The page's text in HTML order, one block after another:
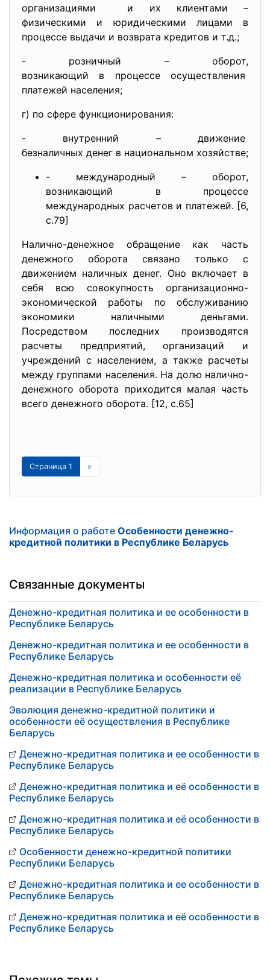
организациями и их клиентами –
физическими и юридическими лицами в
процессе выдачи и возврата кредитов и т.д.;
- розничный – оборот,
возникающий в процессе осуществления
платежей населения;
г) по сфере функционирования:
- внутренний – движение
безналичных денег в национальном хозяйстве;
- международный – оборот,
возникающий в процессе
международных расчетов и платежей. [6,
с.79]
Налично-денежное обращение как часть
денежного оборота связано только с
движением наличных денег. Оно включает в
себя всю совокупность организационно-
экономической работы по обслуживанию
экономики наличными деньгами.
Посредством последних производятся
расчеты предприятий, организаций и
учреждений с населением, а также расчеты
между группами населения. На долю налично-
денежного оборота приходится малая часть
всего денежного оборота. [12, с.65]
Страница 1 »
Информация о работе Особенности денежно-
кредитной политики в Республике Беларусь
Связанные документы
Денежно-кредитная политика и ее особенности в
Республике Беларусь
Денежно-кредитная политика и ее особенности в
Республике Беларусь
Денежно-кредитная политика и особенности её
реализации в Республике Беларусь
Эволюция денежно-кредитной политики и
особенности её осуществления в Республике
Беларусь
Денежно-кредитная политика и ее особенности в
Республике Беларусь
Денежно-кредитная политика и её особенности в
Республике Беларусь
Денежно-кредитная политика и её особенности в
Республике Беларусь
Особенности денежно-кредитной политики
Республики Беларусь
Денежно-кредитная политика и ее особенности в
Республике Беларусь
Денежно-кредитная политика и её особенности в
Республике Беларусь